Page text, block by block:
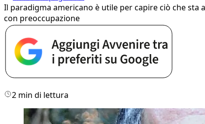
Il paradigma americano è utile per capire ciò che sta
con preoccupazione
2 min di lettura